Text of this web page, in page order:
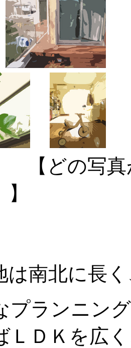
真がど
は南北に長
プランニン
ＬＤＫを広